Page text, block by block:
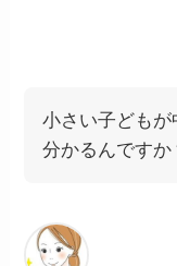
小さい子ども
分かるんですか